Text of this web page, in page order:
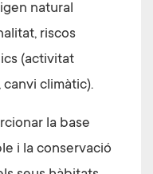
natural
riscos
(activitat
climàtic).
la base
i la conservació